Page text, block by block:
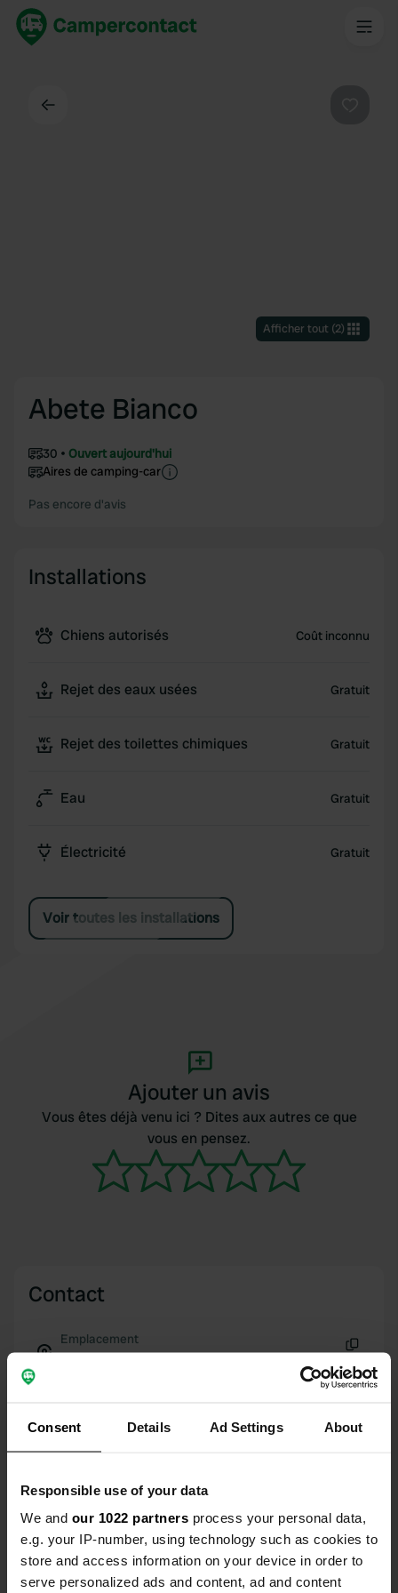
Consent Details Ad Settings About
Responsible use of your data
We and our 1022 partners process your personal data,
e.g. your IP-number, using technology such as cookies to
store and access information on your device in order to
serve personalized ads and content, ad and content
Afficher tout(2)
Abete Bianco
30
Ouvert aujourd'hui
Aires de camping-car
Pas encore d'avis
Installations
Chiens autorisés Coût inconnu
Rejet des eaux usées Gratuit
Rejet des toilettes chimiques Gratuit
Eau Gratuit
Électricité Gratuit
Voir toutes les installations
Ajouter un avis
Vous êtes déjà venu ici ? Dites aux autres ce que
vous en pensez.
Contact
Emplacement
41° 51' 59" N 14° 17' 49" E
41.86627 14.29702
Code du site
194859 Copie
Passer à
pour toutes les coordonnées PRO+